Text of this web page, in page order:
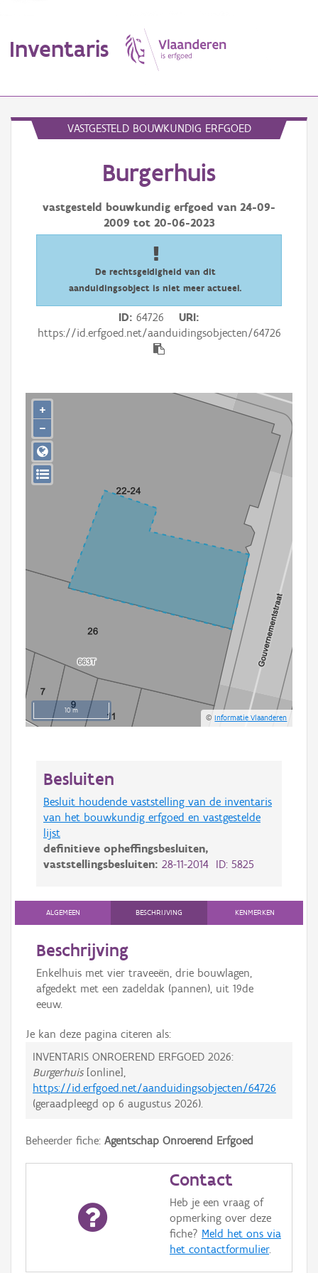
Inventaris
Aanduidingsobject
Waarneming
Persoon of collectief
Aanmelden
VASTGESTELD BOUWKUNDIG ERFGOED
Burgerhuis
vastgesteld bouwkundig erfgoed van 24-09-
2009 tot 20-06-2023
De rechtsgeldigheid van dit
aanduidingsobject is niet meer actueel.
ID 64726
URI
https://id.erfgoed.net/aanduidingsobjecten/64726
10 m
©Informatie Vlaanderen
+
−
Besluiten
Besluit houdende vaststelling van de inventaris
van het bouwkundig erfgoed en vastgestelde
lijst
definitieve opheffingsbesluiten,
vaststellingsbesluiten: 28-11-2014 ID: 5825
ALGEMEEN BESCHRIJVING KENMERKEN
Beschrijving
Enkelhuis met vier traveeën, drie bouwlagen,
afgedekt met een zadeldak (pannen), uit 19de
eeuw.
Je kan deze pagina citeren als:
INVENTARIS ONROEREND ERFGOED 2026:
Burgerhuis[online],
https://id.erfgoed.net/aanduidingsobjecten/64726
(geraadpleegd op 6 augustus 2026).
Beheerder fiche: Agentschap Onroerend Erfgoed
Contact
Heb je een vraag of
opmerking over deze
fiche? Meld het ons via
het contactformulier.